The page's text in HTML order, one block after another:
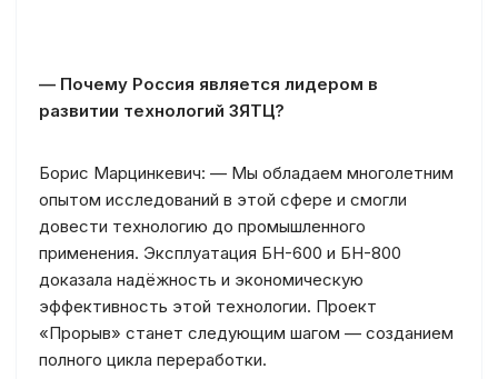
— Почему Россия является лидером в
развитии технологий ЗЯТЦ?
Борис Марцинкевич: — Мы обладаем многолетним
опытом исследований в этой сфере и смогли
довести технологию до промышленного
применения. Эксплуатация БН-600 и БН-800
доказала надёжность и экономическую
эффективность этой технологии. Проект
«Прорыв» станет следующим шагом — созданием
полного цикла переработки.